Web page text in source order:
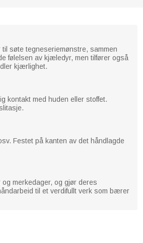
søte tegneseriemønstre, sammen
følelsen av kjæledyr, men tilfører også
kjærlighet.
kontakt med huden eller stoffet.
Festet på kanten av det håndlagde
merkedager, og gjør deres
til et verdifullt verk som bærer